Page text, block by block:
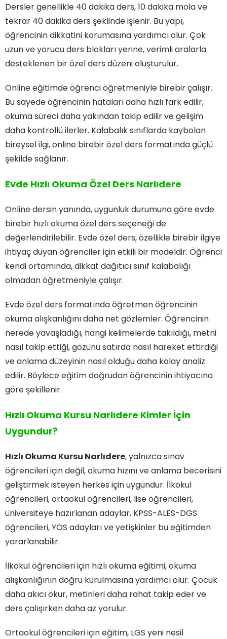
Dersler genellikle 40 dakika ders, 10 dakika mola ve
tekrar 40 dakika ders şeklinde işlenir. Bu yapı,
öğrencinin dikkatini korumasına yardımcı olur. Çok
uzun ve yorucu ders blokları yerine, verimli aralarla
desteklenen bir özel ders düzeni oluşturulur.
Online eğitimde öğrenci öğretmeniyle birebir çalışır.
Bu sayede öğrencinin hataları daha hızlı fark edilir,
okuma süreci daha yakından takip edilir ve gelişim
daha kontrollü ilerler. Kalabalık sınıflarda kaybolan
bireysel ilgi, online birebir özel ders formatında güçlü
şekilde sağlanır.
Evde Hızlı Okuma Özel Ders Narlıdere
Online dersin yanında, uygunluk durumuna göre evde
birebir hızlı okuma özel ders seçeneği de
değerlendirilebilir. Evde özel ders, özellikle birebir ilgiye
ihtiyaç duyan öğrenciler için etkili bir modeldir. Öğrenci
kendi ortamında, dikkat dağıtıcı sınıf kalabalığı
olmadan öğretmeniyle çalışır.
Evde özel ders formatında öğretmen öğrencinin
okuma alışkanlığını daha net gözlemler. Öğrencinin
nerede yavaşladığı, hangi kelimelerde takıldığı, metni
nasıl takip ettiği, gözünü satırda nasıl hareket ettirdiği
ve anlama düzeyinin nasıl olduğu daha kolay analiz
edilir. Böylece eğitim doğrudan öğrencinin ihtiyacına
göre şekillenir.
Hızlı Okuma Kursu Narlıdere Kimler İçin
Uygundur?
Hızlı Okuma Kursu Narlıdere, yalnızca sınav
öğrencileri için değil, okuma hızını ve anlama becerisini
geliştirmek isteyen herkes için uygundur. İlkokul
öğrencileri, ortaokul öğrencileri, lise öğrencileri,
üniversiteye hazırlanan adaylar, KPSS-ALES-DGS
öğrencileri, YÖS adayları ve yetişkinler bu eğitimden
yararlanabilir.
İlkokul öğrencileri için hızlı okuma eğitimi, okuma
alışkanlığının doğru kurulmasına yardımcı olur. Çocuk
daha akıcı okur, metinleri daha rahat takip eder ve
ders çalışırken daha az yorulur.
Ortaokul öğrencileri için eğitim, LGS yeni nesil